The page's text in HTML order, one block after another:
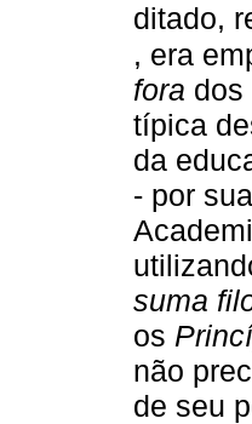
ditado,
, era
fora dos
típica
da
- por
suma
os
não
de seu